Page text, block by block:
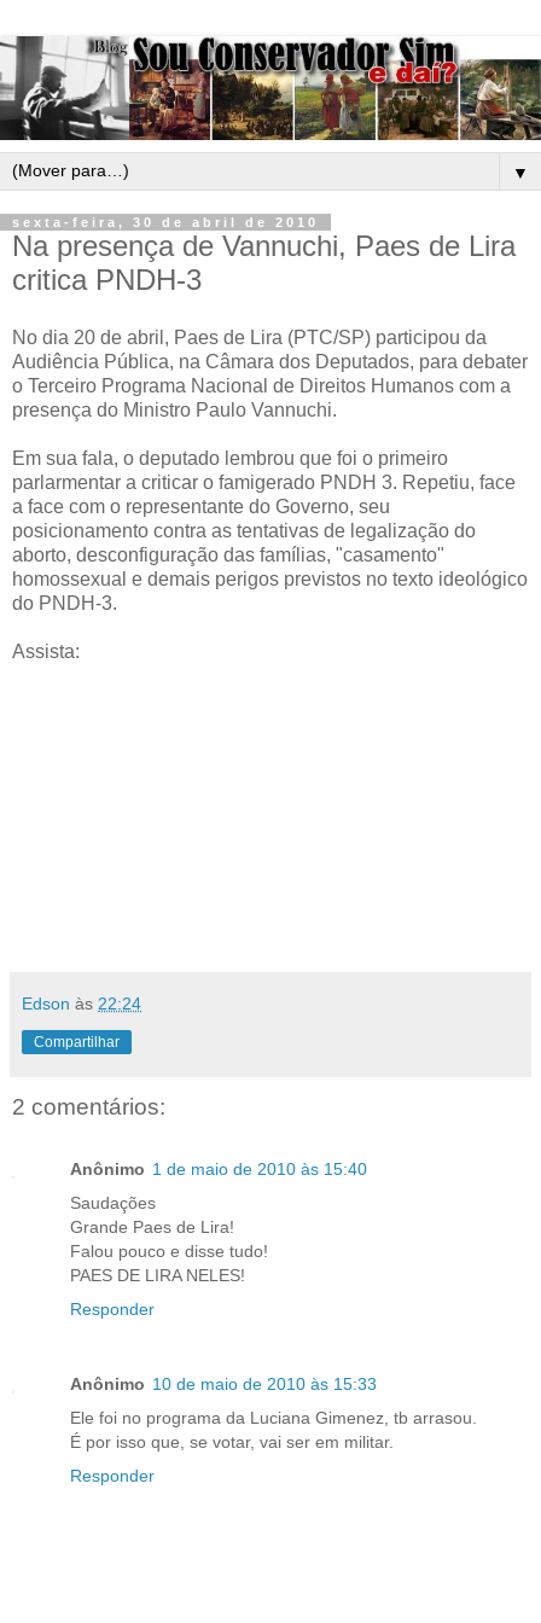
▼
sexta-feira, 30 de abril de 2010
Na presença de Vannuchi, Paes de Lira
critica PNDH-3
No dia 20 de abril, Paes de Lira (PTC/SP) participou da
Audiência Pública, na Câmara dos Deputados, para debater
o Terceiro Programa Nacional de Direitos Humanos com a
presença do Ministro Paulo Vannuchi.
Em sua fala, o deputado lembrou que foi o primeiro
parlarmentar a criticar o famigerado PNDH 3. Repetiu, face
a face com o representante do Governo, seu
posicionamento contra as tentativas de legalização do
aborto, desconfiguração das famílias, "casamento"
homossexual e demais perigos previstos no texto ideológico
do PNDH-3.
Assista:
Edson às 22:24
Compartilhar
2 comentários:
Anônimo 1 de maio de 2010 às 15:40
Saudações
Grande Paes de Lira!
Falou pouco e disse tudo!
PAES DE LIRA NELES!
Responder
Anônimo 10 de maio de 2010 às 15:33
Ele foi no programa da Luciana Gimenez, tb arrasou.
É por isso que, se votar, vai ser em militar.
Responder